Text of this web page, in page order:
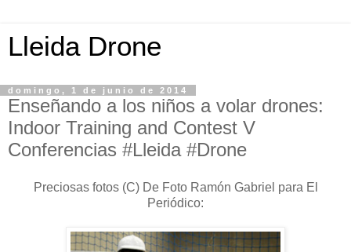
Lleida Drone
domingo, 1 de junio de 2014
Enseñando a los niños a volar drones:
Indoor Training and Contest V
Conferencias #Lleida #Drone
Preciosas fotos (C) De Foto Ramón Gabriel para El
Periódico: